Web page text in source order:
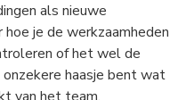
als nieuwe
je de werkzaamheden
of het wel de
haasje bent wat